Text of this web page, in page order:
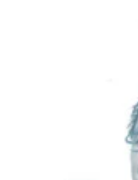
・週プレＮＥＷＳ読モ（笑）の三浦
間に、最新サンドバッグがズラリ！
（モハメド・アリの名言。b-